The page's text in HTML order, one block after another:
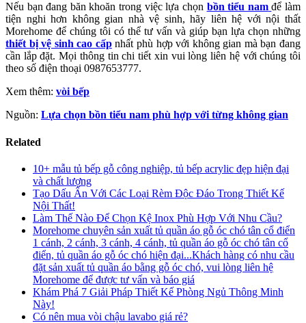
Nếu bạn đang băn khoăn trong việc lựa chọn bồn tiểu nam để làm
tiện nghi hơn không gian nhà vệ sinh, hãy liên hệ với nội thất
Morehome để chúng tôi có thể tư vấn và giúp bạn lựa chọn những
thiết bị vệ sinh cao cấpnhất phù hợp với không gian mà bạn đang
cần lắp đặt. Mọi thông tin chi tiết xin vui lòng liên hệ với chúng tôi
theo số điện thoại 0987653777.
Xem thêm: vòi bếp
Nguồn: Lựa chọn bồn tiểu nam phù hợp với từng không gian
Related
10+ mẫu tủ bếp gỗ công nghiệp, tủ bếp acrylic đẹp hiện đại
và chất lượng
Tạo Dấu Ấn Với Các Loại Rèm Độc Đáo Trong Thiết Kế
Nội Thất!
Làm Thế Nào Để Chọn Kệ Inox Phù Hợp Với Nhu Cầu?
Morehome chuyên sản xuất tủ quần áo gỗ óc chó tân cổ điển
1 cánh, 2 cánh, 3 cánh, 4 cánh, tủ quần áo gỗ óc chó tân cổ
điển, tủ quần áo gỗ óc chó hiện đại...Khách hàng có nhu cầu
đặt sản xuất tủ quần áo bằng gỗ óc chó, vui lòng liên hệ
Morehome để được tư vấn và báo giá
Khám Phá 7 Giải Pháp Thiết Kế Phòng Ngủ Thông Minh
Này!
Có nên mua vòi chậu lavabo giá rẻ?